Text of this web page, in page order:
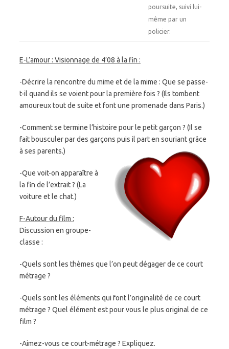
poursuite, suivi lui-
même par un
policier.
E-L’amour : Visionnage de 4’08 à la fin :
-Décrire la rencontre du mime et de la mime : Que se passe-
t-il quand ils se voient pour la première fois ? (Ils tombent
amoureux tout de suite et font une promenade dans Paris.)
-Comment se termine l’histoire pour le petit garçon ? (Il se
fait bousculer par des garçons puis il part en souriant grâce
à ses parents.)
-Que voit-on apparaître à
la fin de l’extrait ? (La
voiture et le chat.)
F-Autour du film :
Discussion en groupe-
classe :
-Quels sont les thèmes que l’on peut dégager de ce court
métrage ?
-Quels sont les éléments qui font l’originalité de ce court
métrage ? Quel élément est pour vous le plus original de ce
film ?
-Aimez-vous ce court-métrage ? Expliquez.